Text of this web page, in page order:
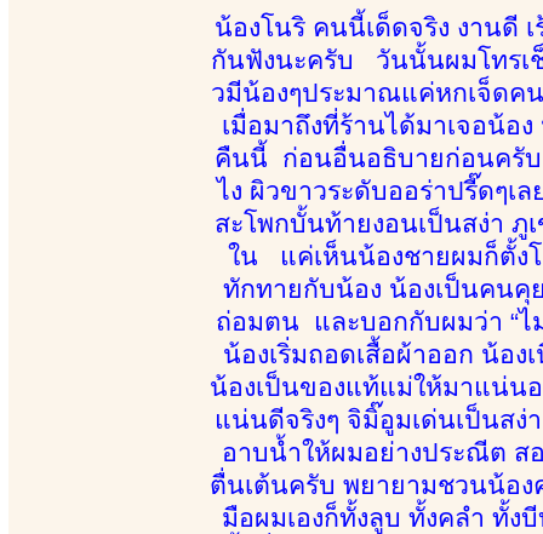
น้องโนริ คนนี้เด็ดจริง งานดี
กันฟังนะครับ วันนั้นผมโทรเ
วมีน้องๆประมาณแค่หกเจ็ดค
เมื่อมาถึงที่ร้านได้มาเจอน้อ
คืนนี้ ก่อนอื่นอธิบายก่อนครับ
ไง ผิวขาวระดับออร่าปรี๊ดๆ
สะโพกบั้นท้ายงอนเป็นสง่า
ใน แค่เห็นน้องชายผมก็ตั้ง
ทักทายกับน้อง น้องเป็นคนคุ
ถ่อมตน และบอกกับผมว่า “ไ
น้องเริ่มถอดเสื้อผ้าออก น้อ
น้องเป็นของแท้แม่ให้มาแน่น
แน่นดีจริงๆ จิมิ๊อูมเด่นเป็นส
อาบน้ำให้ผมอย่างประณีต ส
ตื่นเต้นครับ พยายามชวนน้อง
มือผมเองก็ทั้งลูบ ทั้งคลำ ทั้